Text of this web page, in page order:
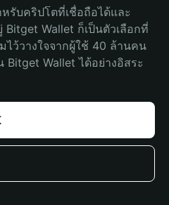
รับคริปโตที่เชื่อถือได้และ
Wallet ก็เป็นตัวเลือกที่
ว้วางใจจากผู้ใช้ 40 ล้านคน
Wallet ได้อย่างอิสระ